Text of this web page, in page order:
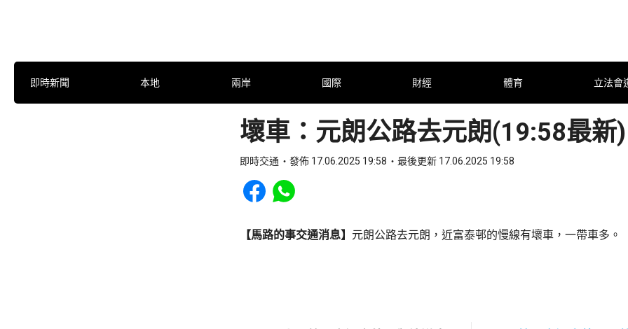
即時新聞 本地 兩岸 國際 財經 體育 立法會
壞車：元朗公路去元朗(19:58最新)
即時交通 發佈 17.06.2025 19:58 最後更新 17.06.2025 19:58
Share to Facebook
Share to WhatsApp
【馬路的事交通消息】 元朗公路去元朗，近富泰邨的慢線有壞車，一帶車多。